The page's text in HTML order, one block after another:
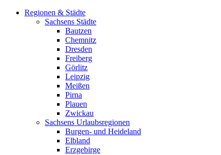
Regionen & Städte
Sachsens Städte
Bautzen
Chemnitz
Dresden
Freiberg
Görlitz
Leipzig
Meißen
Pirna
Plauen
Zwickau
Sachsens Urlaubsregionen
Burgen- und Heideland
Elbland
Erzgebirge